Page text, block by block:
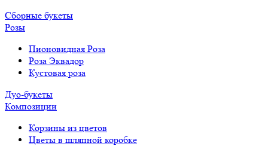
Сборные букеты
Розы
Пионовидная Роза
Роза Эквадор
Кустовая роза
Дуо-букеты
Композиции
Корзины из цветов
Цветы в шляпной коробке